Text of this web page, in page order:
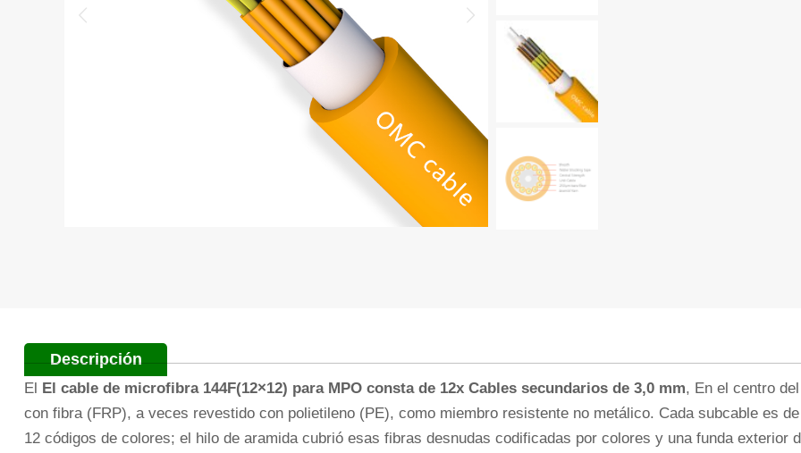
Descripción
El El cable de microfibra 144F(12×12) para MPO consta de 12x Cables secundarios de 3,0 mm, En el centro
con fibra (FRP), a veces revestido con polietileno (PE), como miembro resistente no metálico. Cada subcable es
12 códigos de colores; el hilo de aramida cubrió esas fibras desnudas codificadas por colores y una funda exterior